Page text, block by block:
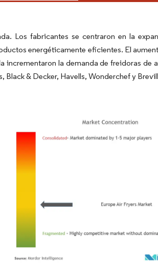
Los fabricantes se centraron en la
energéticamente eficientes. El
la demanda de freidoras de
& Decker, Havells, Wonderchef y